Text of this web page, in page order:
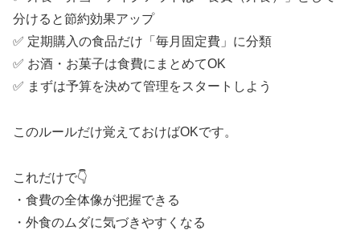
分けると節約効果アップ
✅ 定期購入の食品だけ「毎月固定費」に分類
✅ お酒・お菓子は食費にまとめてOK
✅ まずは予算を決めて管理をスタートしよう
このルールだけ覚えておけばOKです。
これだけで👇
・食費の全体像が把握できる
・外食のムダに気づきやすくなる